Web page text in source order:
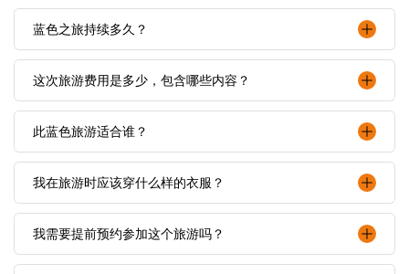
蓝色之旅持续多久？
这次旅游费用是多少，包含哪些内容？
此蓝色旅游适合谁？
我在旅游时应该穿什么样的衣服？
我需要提前预约参加这个旅游吗？